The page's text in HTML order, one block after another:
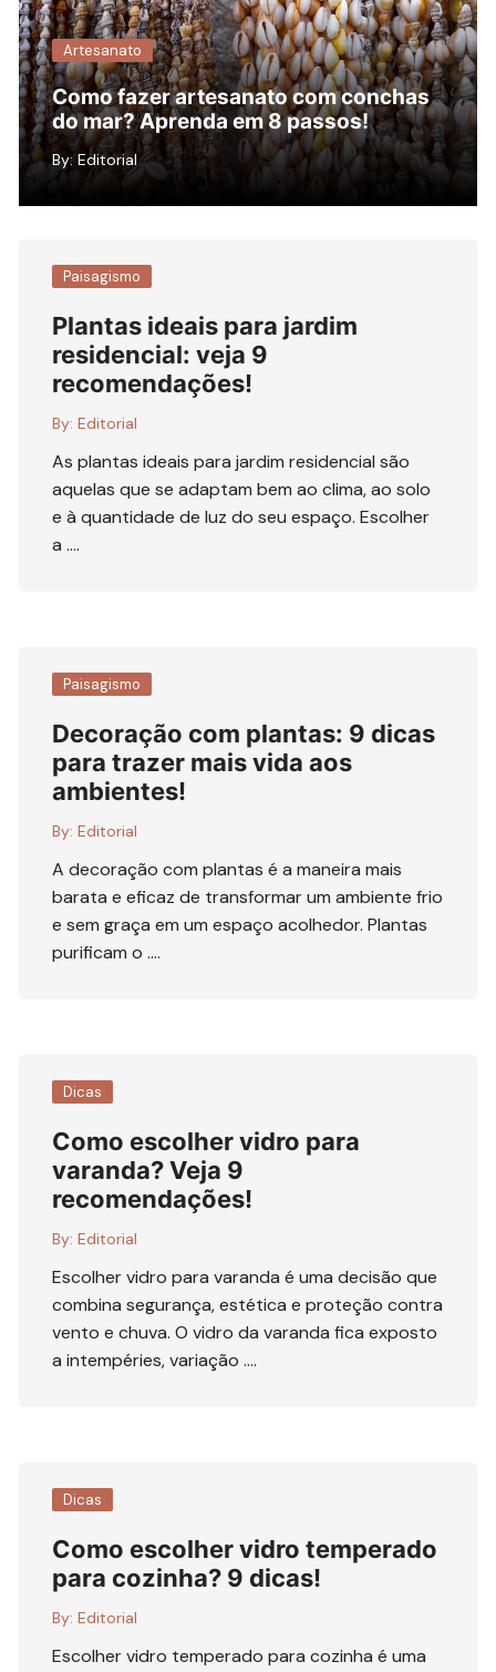
Artesanato
Como fazer artesanato com conchas
do mar? Aprenda em 8 passos!
By: Editorial
Paisagismo
Plantas ideais para jardim
residencial: veja 9
recomendações!
By: Editorial
As plantas ideais para jardim residencial são
aquelas que se adaptam bem ao clima, ao solo
e à quantidade de luz do seu espaço. Escolher
a ….
Paisagismo
Decoração com plantas: 9 dicas
para trazer mais vida aos
ambientes!
By: Editorial
A decoração com plantas é a maneira mais
barata e eficaz de transformar um ambiente frio
e sem graça em um espaço acolhedor. Plantas
purificam o ….
Dicas
Como escolher vidro para
varanda? Veja 9
recomendações!
By: Editorial
Escolher vidro para varanda é uma decisão que
combina segurança, estética e proteção contra
vento e chuva. O vidro da varanda fica exposto
a intempéries, variação ….
Dicas
Como escolher vidro temperado
para cozinha? 9 dicas!
By: Editorial
Escolher vidro temperado para cozinha é uma